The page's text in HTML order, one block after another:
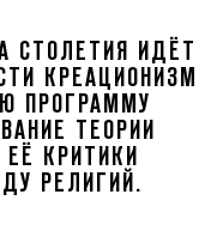
СТОЛЕТИЯ ИДЁТ
КРЕАЦИОНИЗМ
ПРОГРАММУ
ТЕОРИИ
КРИТИКИ
РЕЛИГИЙ.